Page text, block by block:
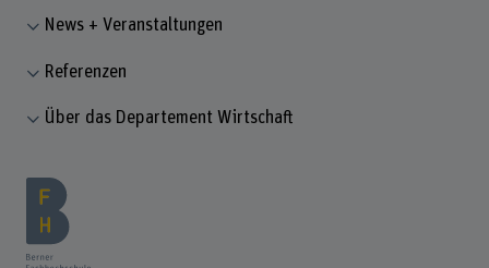
News + Veranstaltungen
Referenzen
Über das Departement Wirtschaft